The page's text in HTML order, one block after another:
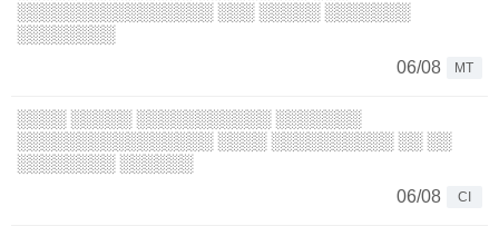
░░░░░░░░░░░░░░░░ ░░░ ░░░░░ ░░░░░░░
░░░░░░░░
06/08
MT
░░░░ ░░░░░ ░░░░░░░░░░░ ░░░░░░░
░░░░░░░░░░░░░░░░ ░░░░ ░░░░░░░░░░ ░░ ░░
░░░░░░░░ ░░░░░░
06/08
CI